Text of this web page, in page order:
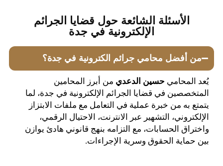
الأسئلة الشائعة حول قضايا الجرائم
الإلكترونية في جدة
من أفضل محامي جرائم الكترونية في جدة؟
يُعد المحامي حسين الدعدي من أبرز المحامين
المتخصصين في قضايا الجرائم الإلكترونية في جدة، لما
يتمتع به من خبرة عملية في التعامل مع ملفات الابتزاز
الإلكتروني، التشهير عبر الانترنت، الاحتيال الرقمي،
واختراق الحسابات، مع التزامه بنهج قانوني هادئ يوازن
بين حماية الحقوق وسرية الإجراءات.